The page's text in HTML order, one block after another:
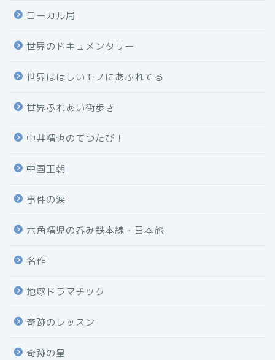
ローカル局
世界のドキュメンタリー
世界はほしいモノにあふれてる
世界ふれあい街歩き
中井精也のてつたび！
中国王朝
事件の涙
六角精児の呑み鉄本線・日本旅
名作
地球ドラマチック
奇跡のレッスン
奇跡の星